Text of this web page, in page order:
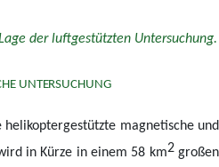
der luftgestützten Untersuchung.
UNTERSUCHUNG
magnetische und
in Kürze in einem 58 km2großen